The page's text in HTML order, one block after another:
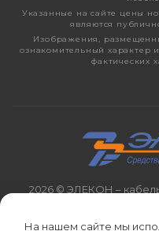
Указанные на сайте цены
являются
Изображения,
ознакомительный характер
фактических
2026 © ЭЛЕКОН –
На нашем сайте мы